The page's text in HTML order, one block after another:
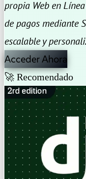
propia Web en
de pagos mediante
escalable y
Acceder Ahora
🚀 Recomendado